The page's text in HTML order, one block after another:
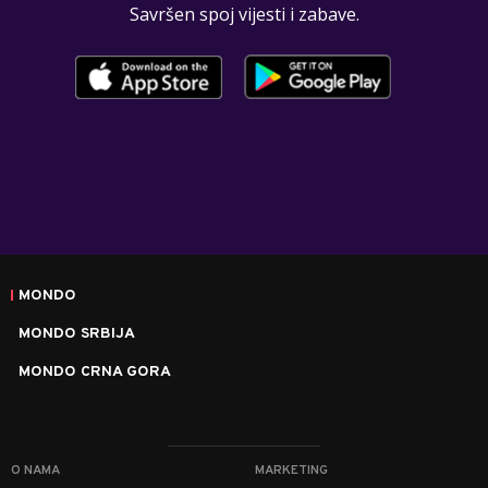
Savršen spoj vijesti i zabave.
MONDO
MONDO SRBIJA
MONDO CRNA GORA
O NAMA MARKETING